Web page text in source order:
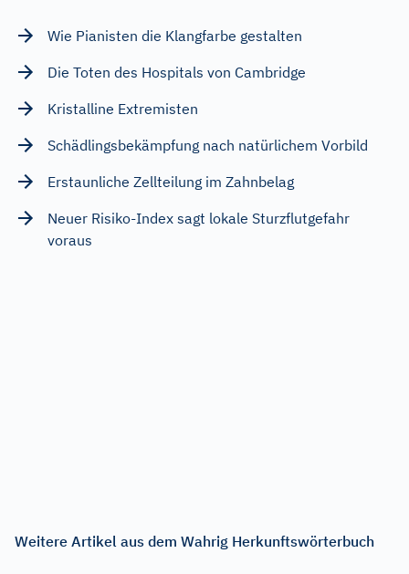
Wie Pianisten die Klangfarbe gestalten
Die Toten des Hospitals von Cambridge
Kristalline Extremisten
Schädlingsbekämpfung nach natürlichem Vorbild
Erstaunliche Zellteilung im Zahnbelag
Neuer Risiko-Index sagt lokale Sturzflutgefahr
voraus
Weitere Artikel aus dem Wahrig Herkunftswörterbuch